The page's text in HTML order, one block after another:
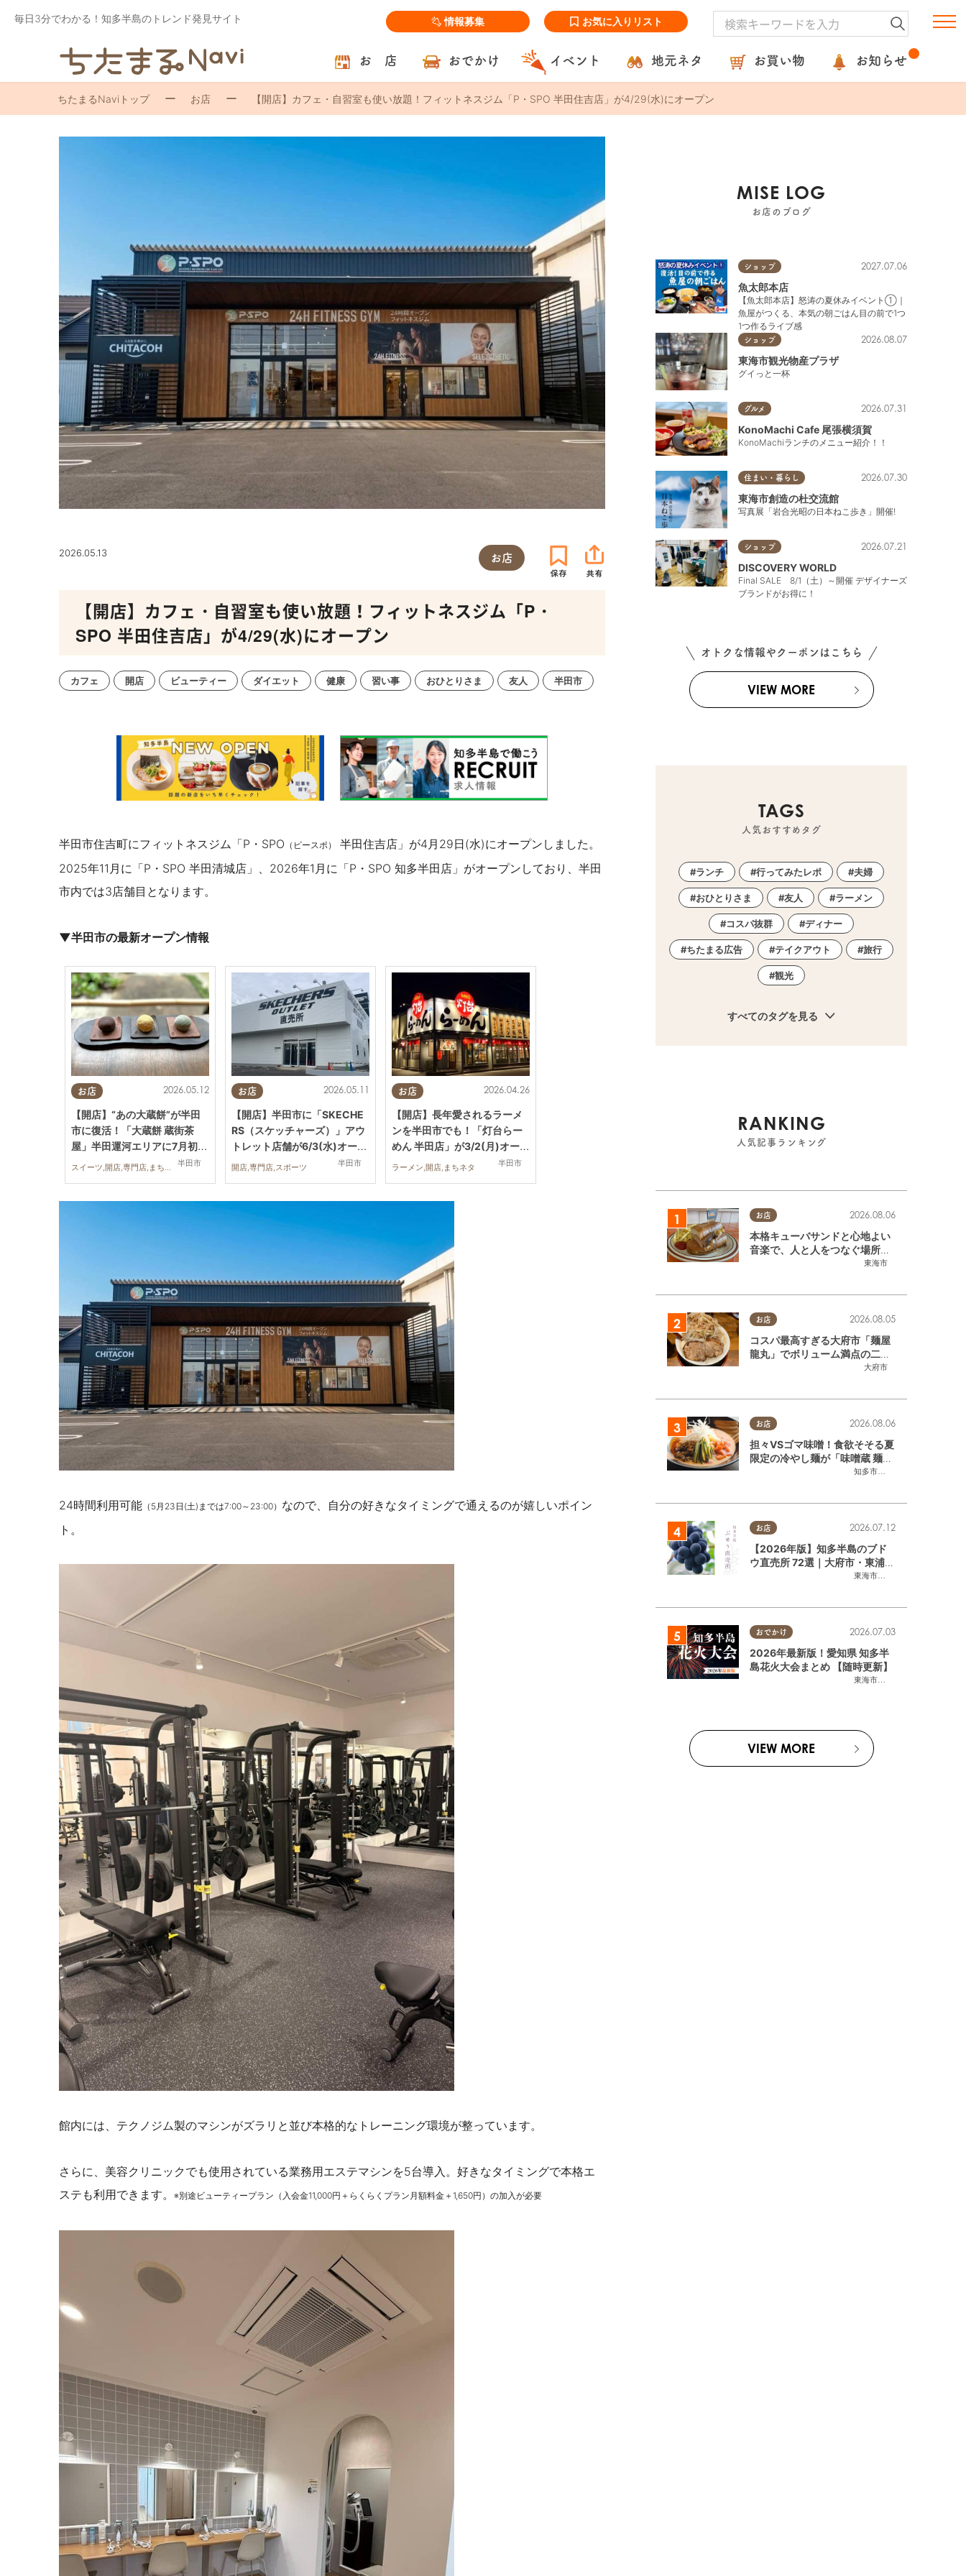
毎日3分でわかる！知多半島のトレンド発見サイト 情報募集 お気に入りリスト
お 店 おでかけ イベント 地元ネタ お買い物 お知らせ
ちたまるNaviトップ お店 【開店】カフェ・自習室も使い放題！フィットネスジム「P・SPO 半田住吉店」が4/29(水)にオープン
2026.05.13 お店
【開店】カフェ・自習室も使い放題！フィットネスジム「P・
SPO 半田住吉店」が4/29(水)にオープン
カフェ 開店 ビューティー ダイエット 健康 習い事 おひとりさま 友人 半田市
半田市住吉町にフィットネスジム「P・SPO （ピースポ）
半田住吉店」が4月29日(水)にオープンしました。
2025年11月に「P・SPO 半田清城店」、2026年1月に 「P・SPO 知多半田 店」がオープンしており、 半田
市内では3店舗目となります。
▼半田市の最新オープン情報
お店
半田市
2026.05.12
【開店】“あの大蔵餅”が半田
市に復活！「大蔵餅 蔵街茶
屋」半田運河エリアに7月初旬
オープン予定
お店
半田市
2026.05.11
【開店】半田市に「SKECHE
RS（スケッチャーズ）」アウ
トレット店舗が6/3(水)オープ
ン予定！出店場所や現在の様
開店,専門店,スポーツ
お店
半田市
2026.04.26
【開店】長年愛されるラーメ
ンを半田市でも！「灯台らー
めん 半田店」が3/2(月)オープ
ン
ラーメン,開店,まちネタ
24時間利用可能 （5月23日(土)までは7:00～23:00） なので、自分の好きなタイミングで通えるのが嬉しいポイン
ト。
館内には、テクノジム製のマシンがズラリと並び本格的なトレーニング環境が整っています。
さらに、美容クリニックでも使用されている業務用エステマシンを5台導入。好きなタイミングで本格エ
ステも利用できます。
※別途ビューティープラン（入会金11,000円＋らくらくプラン月額料金＋1,650円）の加入が必要
MISE LOG
お店のブログ
ショップ 2027.07.06
魚太郎本店
【魚太郎本店】怒涛の夏休みイベント①｜
魚屋がつくる、本気の朝ごはん目の前で1つ
1つ作るライブ感
ショップ 2026.08.07
東海市観光物産プラザ
グイっと一杯
グルメ 2026.07.31
KonoMachi Cafe 尾張横須賀
KonoMachiランチのメニュー紹介！！
住まい・暮らし 2026.07.30
東海市創造の杜交流館
写真展「岩合光昭の日本ねこ歩き」開催!
ショップ 2026.07.21
DISCOVERY WORLD
Final SALE 8/1（土）～開催 デザイナーズ
ブランドがお得に！
オトクな情報やクーポンはこちら
VIEW MORE
TAGS
人気おすすめタグ
ランチ 行ってみたレポ 夫婦
おひとりさま 友人 ラーメン
コスパ抜群 ディナー
ちたまる広告 テイクアウト 旅行
観光
すべてのタグを見る
RANKING
人気記事ランキング
お店
東海市
2026.08.06
本格キューバサンドと心地よい
音楽で、人と人をつなぐ場所。
東海市「JAMMIN'STANDHOU
お店
大府市
2026.08.05
コスパ最高すぎる大府市「麺屋
龍丸」でボリューム満点の二郎
系ラーメンを堪能してきた
お店
知多市
,半田市
2026.08.06
担々VSゴマ味噌！食欲そそる夏
限定の冷やし麺が「味噌蔵 麺四
朗 半田店・知多店」で登場／ち
お店
東海市
,大府市
2026.07.12
【2026年版】知多半島のブド
ウ直売所 72選｜大府市・東浦町
ほかエリア別に一挙紹介
おでかけ
東海市
,大府市
2026.07.03
2026年最新版！愛知県 知多半
島花火大会まとめ 【随時更新】
VIEW MORE